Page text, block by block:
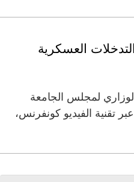
العسكرية
لمجلس الجامعة
تقنية الفيديو كونفرنس،